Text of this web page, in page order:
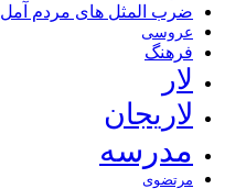
ضرب المثل های مردم آمل
عروسی
فرهنگ
لار
لاریجان
مدرسه
مرتضوی